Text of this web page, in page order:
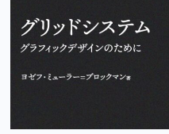
Littlepress
308
News